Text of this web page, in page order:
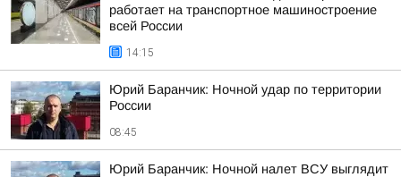
работает на транспортное машиностроение
всей России
14:15
Юрий Баранчик: Ночной удар по территории
России
08:45
Юрий Баранчик: Ночной налет ВСУ выглядит